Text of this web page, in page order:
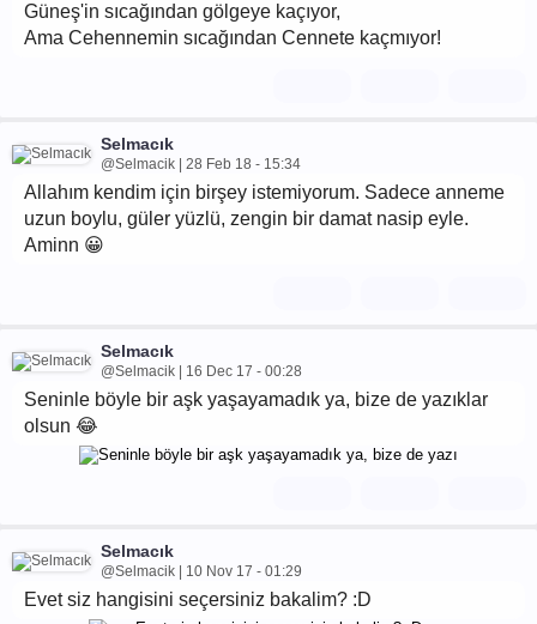
Güneş'in sıcağından gölgeye kaçıyor,
Ama Cehennemin sıcağından Cennete kaçmıyor!
Selmacık
@Selmacik | 28 Feb 18 - 15:34
Allahım kendim için birşey istemiyorum. Sadece anneme
uzun boylu, güler yüzlü, zengin bir damat nasip eyle.
Aminn 😀
Selmacık
@Selmacik | 16 Dec 17 - 00:28
Seninle böyle bir aşk yaşayamadık ya, bize de yazıklar
olsun 😂
Selmacık
@Selmacik | 10 Nov 17 - 01:29
Evet siz hangisini seçersiniz bakalim? :D